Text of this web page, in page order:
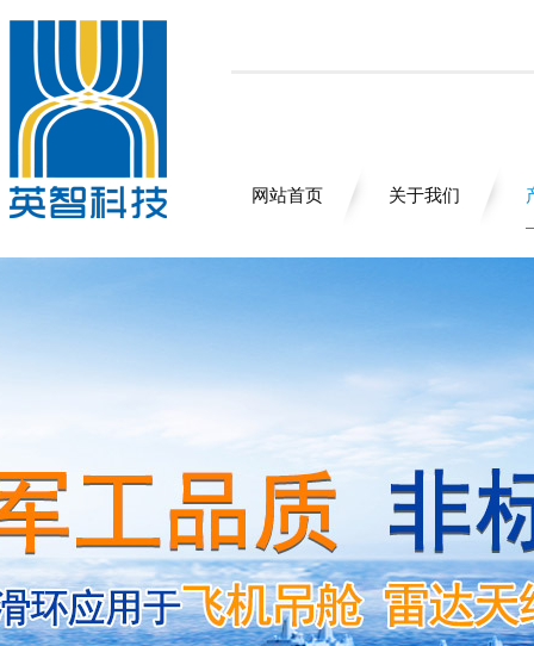
网站首页 关于我们